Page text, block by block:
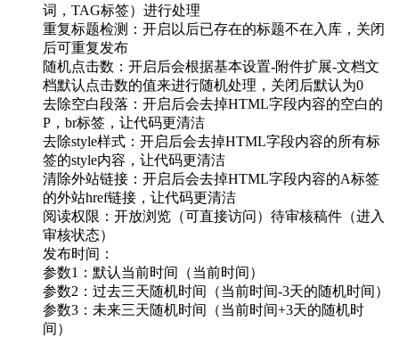
词，TAG标签）进行处理
重复标题检测：开启以后已存在的标题不在入库，关闭
后可重复发布
随机点击数：开启后会根据基本设置-附件扩展-文档文
档默认点击数的值来进行随机处理，关闭后默认为0
去除空白段落：开启后会去掉HTML字段内容的空白的
P，br标签，让代码更清洁
去除style样式：开启后会去掉HTML字段内容的所有标
签的style内容，让代码更清洁
清除外站链接：开启后会去掉HTML字段内容的A标签
的外站href链接，让代码更清洁
阅读权限：开放浏览（可直接访问）待审核稿件（进入
审核状态）
发布时间：
参数1：默认当前时间（当前时间）
参数2：过去三天随机时间（当前时间-3天的随机时间）
参数3：未来三天随机时间（当前时间+3天的随机时
间）